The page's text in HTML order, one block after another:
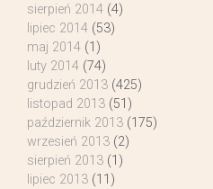
sierpień 2014 (4)
lipiec 2014 (53)
maj 2014 (1)
luty 2014 (74)
grudzień 2013 (425)
listopad 2013 (51)
październik 2013 (175)
wrzesień 2013 (2)
sierpień 2013 (1)
lipiec 2013 (11)